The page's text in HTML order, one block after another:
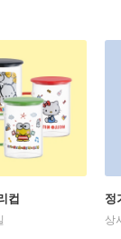
컵 정
상